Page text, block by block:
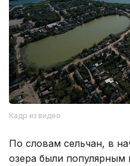
Кадр из видео
По словам сельчан, в
озера были